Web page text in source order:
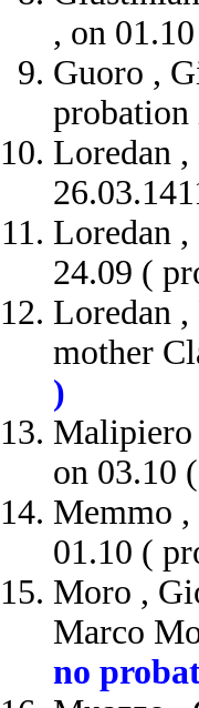
, on
Guoro ,
Loredan
Loredan
24.09 (
Loredan ,
mother
)
Malipiero
on 03.10
Memmo
01.10 (
Moro ,
Marco
no